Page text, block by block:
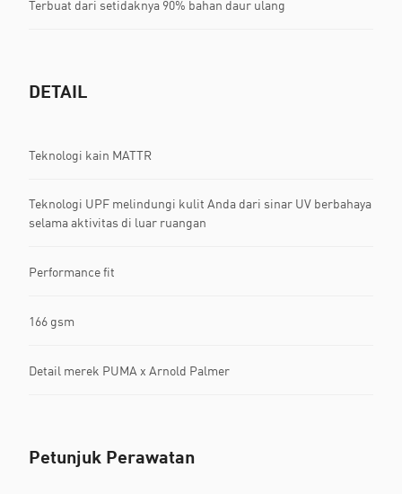
Terbuat dari setidaknya 90% bahan daur ulang
DETAIL
Teknologi kain MATTR
Teknologi UPF melindungi kulit Anda dari sinar UV berbahaya
selama aktivitas di luar ruangan
Performance fit
166 gsm
Detail merek PUMA x Arnold Palmer
Petunjuk Perawatan